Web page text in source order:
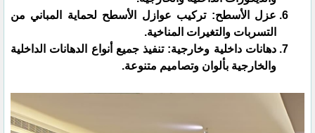
عزل الأسطح: تركيب عوازل الأسطح لحماية المباني من
التسربات والتغيرات المناخية.
دهانات داخلية وخارجية: تنفيذ جميع أنواع الدهانات الداخلية
والخارجية بألوان وتصاميم متنوعة.